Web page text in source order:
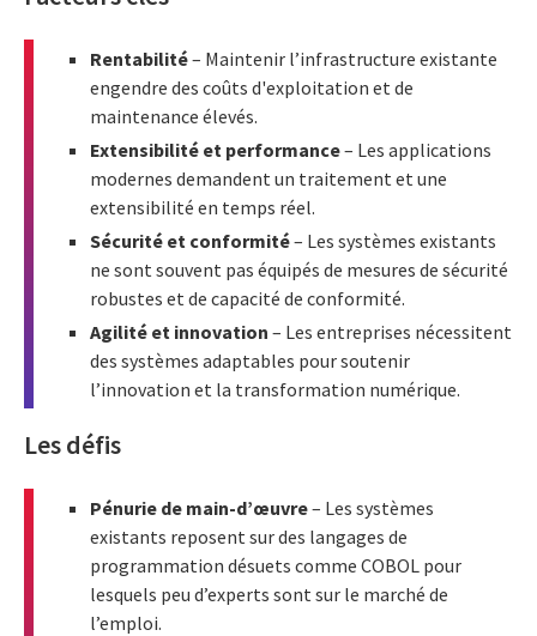
Rentabilité– Maintenir l’infrastructure existante
engendre des coûts d'exploitation et de
maintenance élevés.
Extensibilité et performance– Les applications
modernes demandent un traitement et une
extensibilité en temps réel.
Sécurité et conformité– Les systèmes existants
ne sont souvent pas équipés de mesures de sécurité
robustes et de capacité de conformité.
Agilité et innovation – Les entreprises nécessitent
des systèmes adaptables pour soutenir
l’innovation et la transformation numérique.
Les défis
Pénurie de main-d’œuvre– Les systèmes
existants reposent sur des langages de
programmation désuets comme COBOL pour
lesquels peu d’experts sont sur le marché de
l’emploi.